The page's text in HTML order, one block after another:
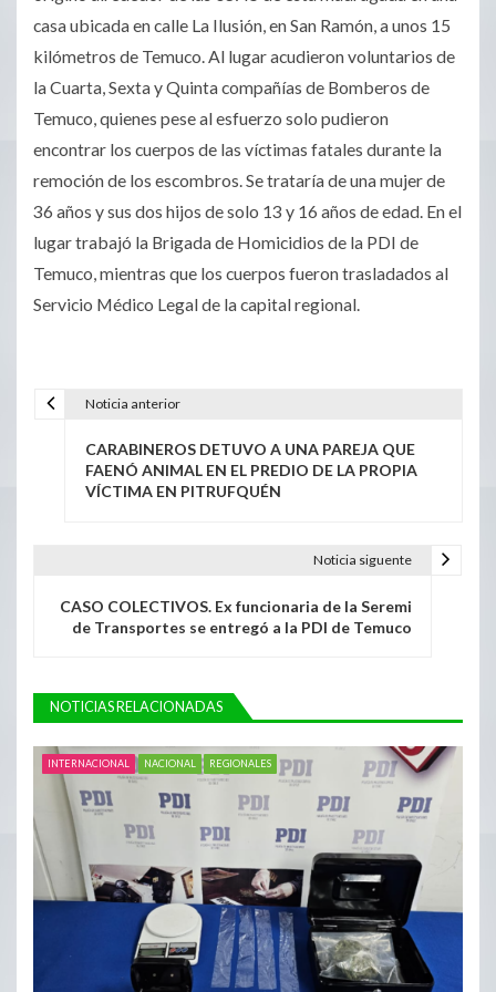
casa ubicada en calle La Ilusión, en San Ramón, a unos 15
kilómetros de Temuco. Al lugar acudieron voluntarios de
la Cuarta, Sexta y Quinta compañías de Bomberos de
Temuco, quienes pese al esfuerzo solo pudieron
encontrar los cuerpos de las víctimas fatales durante la
remoción de los escombros. Se trataría de una mujer de
36 años y sus dos hijos de solo 13 y 16 años de edad. En el
lugar trabajó la Brigada de Homicidios de la PDI de
Temuco, mientras que los cuerpos fueron trasladados al
Servicio Médico Legal de la capital regional.
Noticia anterior
CARABINEROS DETUVO A UNA PAREJA QUE
FAENÓ ANIMAL EN EL PREDIO DE LA PROPIA
VÍCTIMA EN PITRUFQUÉN
Noticia siguente
CASO COLECTIVOS. Ex funcionaria de la Seremi
de Transportes se entregó a la PDI de Temuco
NOTICIAS RELACIONADAS
INTERNACIONAL NACIONAL REGIONALES